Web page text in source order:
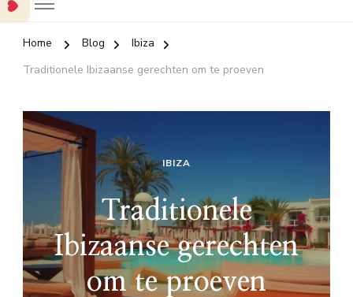
Home Blog
Ibiza
Traditionele Ibizaanse gerechten om te proeven
IBIZA
Traditionele
Ibizaanse gerechten
om te proeven